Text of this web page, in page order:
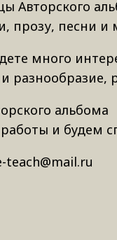
Авторского
прозу, песни
много
и будем